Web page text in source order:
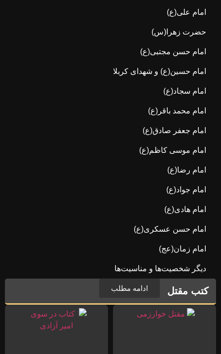
امام علی(ع)
حضرت زهرا(س)
امام حسن مجتبی(ع)
امام حسین(ع) و شهدای کربلا
امام سجاد(ع)
امام محمد باقر(ع)
امام جعفر صادق(ع)
امام موسی کاظم(ع)
امام رضا(ع)
امام جواد(ع)
امام هادی(ع)
امام حسن عسکری(ع)
امام زمان(عج)
دیگر شخصیت‌ها و مناسیت‌ها
کتب مقتل ادامه مطلب